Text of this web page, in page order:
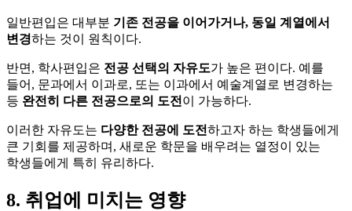
일반편입은 대부분 기존 전공을 이어가거나, 동일 계열에서
변경하는 것이 원칙이다.
반면, 학사편입은 전공 선택의 자유도가 높은 편이다. 예를
들어, 문과에서 이과로, 또는 이과에서 예술계열로 변경하는
등 완전히 다른 전공으로의 도전 이 가능하다.
이러한 자유도는 다양한 전공에 도전하고자 하는 학생들에게
큰 기회를 제공하며, 새로운 학문을 배우려는 열정이 있는
학생들에게 특히 유리하다.
8. 취업에 미치는 영향